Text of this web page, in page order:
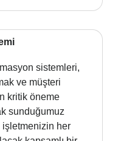
sistemleri,
ve müşteri
kritik öneme
sunduğumuz
işletmenizin her